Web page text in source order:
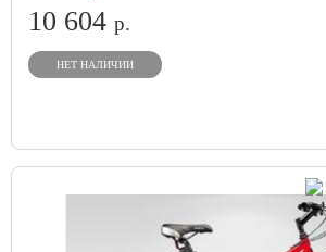
10 604 р.
НЕТ НАЛИЧИИ